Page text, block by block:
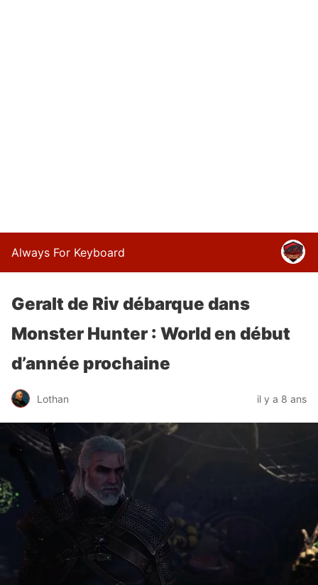
Always For Keyboard
Geralt de Riv débarque dans
Monster Hunter : World en début
d’année prochaine
Lothan il y a 8 ans